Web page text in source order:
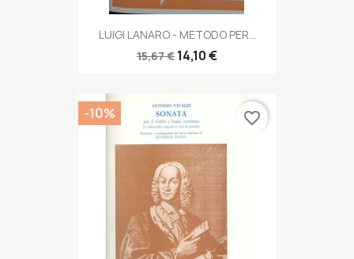
LUIGI LANARO - METODO PER...
15,67 € 14,10 €
-10% favorite_border